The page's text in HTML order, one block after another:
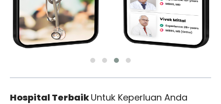
Hospital TerbaikUntuk Keperluan Anda